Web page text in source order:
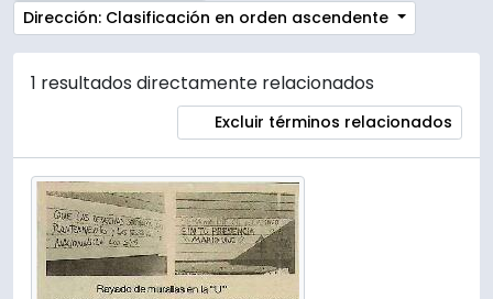
Dirección: Clasificación en orden ascendente
1 resultados directamente relacionados
Excluir términos relacionados